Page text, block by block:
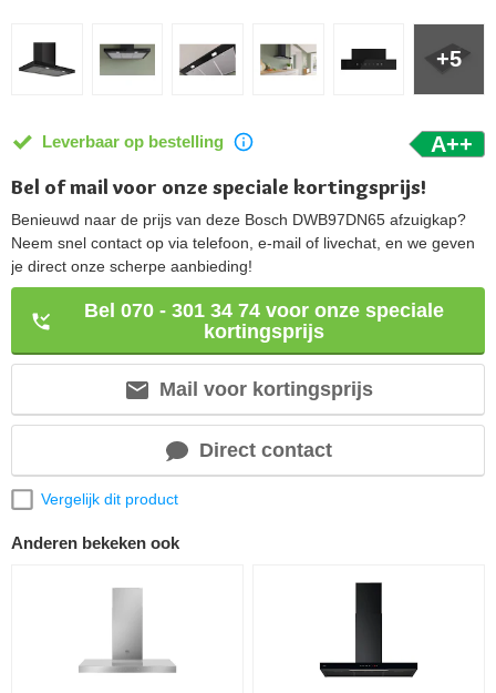
+5
Leverbaar op bestelling A++
Bel of mail voor onze speciale kortingsprijs!
Benieuwd naar de prijs van deze Bosch DWB97DN65 afzuigkap?
Neem snel contact op via telefoon, e-mail of livechat, en we geven
je direct onze scherpe aanbieding!
Bel 070 - 301 34 74 voor onze speciale
kortingsprijs
Mail voor kortingsprijs
Direct contact
Vergelijk dit product
Anderen bekeken ook